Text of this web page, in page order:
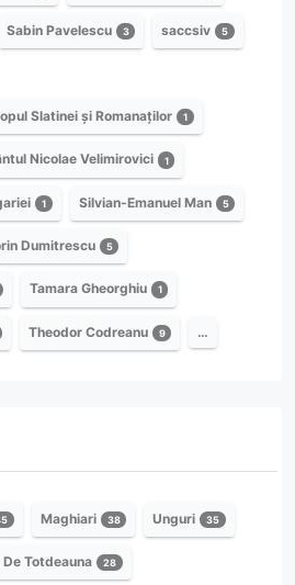
Sabin Pavelescu 3 saccsiv 5
Slatinei și Romanaților 1
Nicolae Velimirovici 1
1 Silvian-Emanuel Man 5
Dumitrescu 5
Tamara Gheorghiu 1
Theodor Codreanu 9 …
Maghiari 38 Unguri 35
Totdeauna 28